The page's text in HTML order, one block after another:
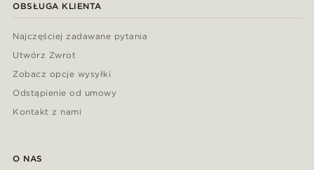
OBSŁUGA KLIENTA
Najczęściej zadawane pytania
Utwórz Zwrot
Zobacz opcje wysyłki
Odstąpienie od umowy
Kontakt z nami
O NAS